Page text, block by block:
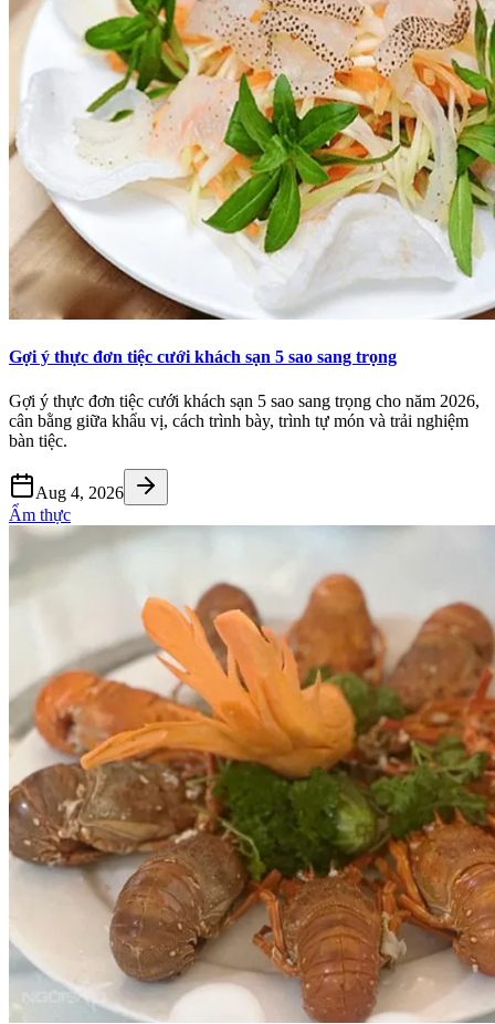
Gợi ý thực đơn tiệc cưới khách sạn 5 sao sang trọng
Gợi ý thực đơn tiệc cưới khách sạn 5 sao sang trọng cho năm 2026,
cân bằng giữa khẩu vị, cách trình bày, trình tự món và trải nghiệm
bàn tiệc.
Aug 4, 2026
Ẩm thực